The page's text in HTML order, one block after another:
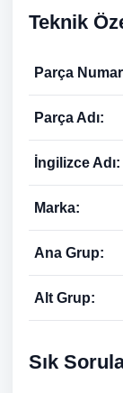
Teknik
Parça
Parça Adı:
İngilizce Adı:
Marka:
Ana Grup:
Alt Grup:
Sık